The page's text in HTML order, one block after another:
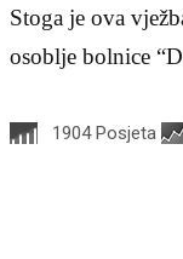
Stoga je ova
osoblje bolnice
1904 Posjeta